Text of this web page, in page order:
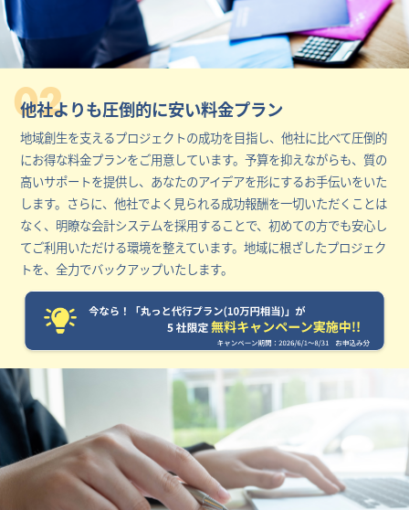
02
他社よりも圧倒的に安い料金プラン
地域創生を支えるプロジェクトの成功を目指し、他社に比べて圧倒的
にお得な料金プランをご用意しています。予算を抑えながらも、質の
高いサポートを提供し、あなたのアイデアを形にするお手伝いをいた
します。さらに、他社でよく見られる成功報酬を一切いただくことは
なく、明瞭な会計システムを採用することで、初めての方でも安心し
てご利用いただける環境を整えています。地域に根ざしたプロジェク
トを、全力でバックアップいたします。